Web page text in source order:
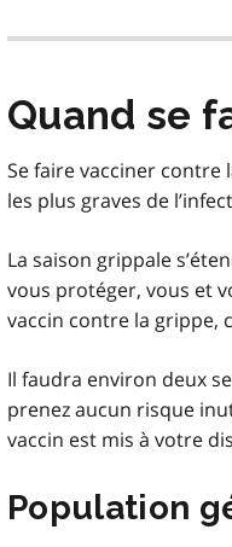
Quand se
Se faire vacciner
les plus graves de
La saison grippale
vous protéger, vous et
vaccin contre la grippe,
Il faudra environ deux
prenez aucun risque
vaccin est mis à votre
Population